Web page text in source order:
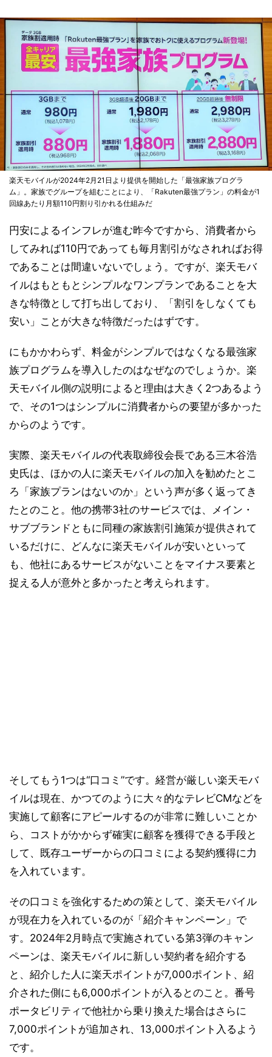
楽天モバイルが2024年2月21日より提供を開始した「最強家族プログラ
ム」。家族でグループを組むことにより、「Rakuten最強プラン」の料金が1
回線あたり月額110円割り引かれる仕組みだ
円安によるインフレが進む昨今ですから、消費者から
してみれば110円であっても毎月割引がなされればお得
であることは間違いないでしょう。ですが、楽天モバ
イルはもともとシンプルなワンプランであることを大
きな特徴として打ち出しており、「割引をしなくても
安い」ことが大きな特徴だったはずです。
にもかかわらず、料金がシンプルではなくなる最強家
族プログラムを導入したのはなぜなのでしょうか。楽
天モバイル側の説明によると理由は大きく2つあるよう
で、その1つはシンプルに消費者からの要望が多かった
からのようです。
実際、楽天モバイルの代表取締役会長である三木谷浩
史氏は、ほかの人に楽天モバイルの加入を勧めたとこ
ろ「家族プランはないのか」という声が多く返ってき
たとのこと。他の携帯3社のサービスでは、メイン・
サブブランドともに同種の家族割引施策が提供されて
いるだけに、どんなに楽天モバイルが安いといって
も、他社にあるサービスがないことをマイナス要素と
捉える人が意外と多かったと考えられます。
そしてもう1つは“口コミ”です。経営が厳しい楽天モバ
イルは現在、かつてのように大々的なテレビCMなどを
実施して顧客にアピールするのが非常に難しいことか
ら、コストがかからず確実に顧客を獲得できる手段と
して、既存ユーザーからの口コミによる契約獲得に力
を入れています。
その口コミを強化するための策として、楽天モバイル
が現在力を入れているのが「紹介キャンペーン」で
す。2024年2月時点で実施されている第3弾のキャン
ペーンは、楽天モバイルに新しい契約者を紹介する
と、紹介した人に楽天ポイントが7,000ポイント、紹
介された側にも6,000ポイントが入るとのこと。番号
ポータビリティで他社から乗り換えた場合はさらに
7,000ポイントが追加され、13,000ポイント入るよう
です。